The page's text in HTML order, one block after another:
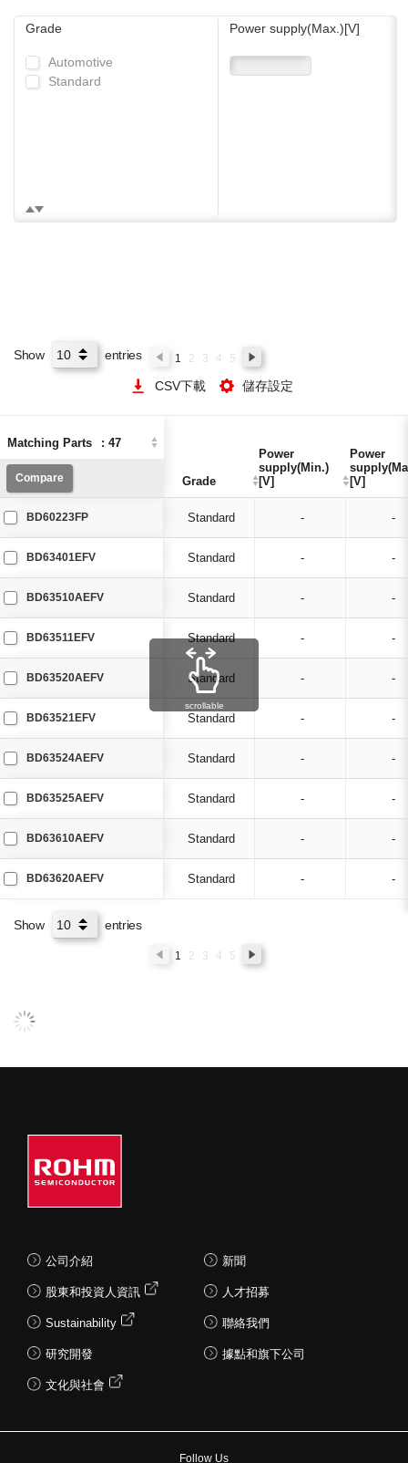
Grade
Automotive
Standard
Power supply(Max.)[V]
Show entries 1 2 3 4 5
CSV下載 儲存設定
Matching Parts : 47
Compare Grade
Power
supply(Min.)
[V]
Power
[V]
BD60223FP Standard - -
BD63401EFV Standard - -
BD63510AEFV Standard - -
BD63511EFV Standard - -
BD63520AEFV Standard - -
BD63521EFV Standard - -
BD63524AEFV Standard - -
BD63525AEFV Standard - -
BD63610AEFV Standard - -
BD63620AEFV Standard - -
Matching Parts : 47
Compare Grade
Power
supply(Min.)
[V]
Power
[V]
scrollable
Show entries
1 2 3 4 5
公司介紹
股東和投資人資訊
Sustainability
研究開發
文化與社會
新聞
人才招募
聯絡我們
據點和旗下公司
Follow Us